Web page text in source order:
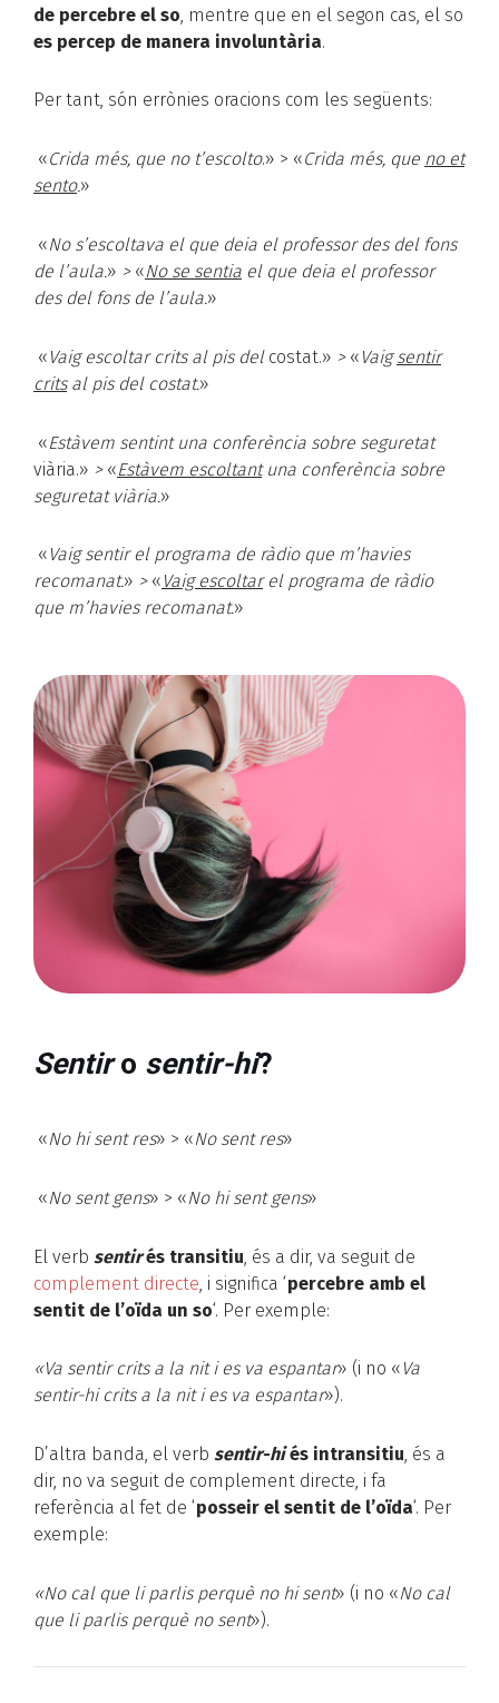
de percebre el so , mentre que en el segon cas, el so
es percep de manera involuntària.
Per tant, són errònies oracions com les següents:
«Crida més, que no t’escolto.» > «Crida més, que no et
sento.»
«No s’escoltava el que deia el professor des del fons
de l’aula.» > «No se sentia el que deia el professor
des del fons de l’aula.»
« Vaig escoltar crits al pis delcostat.» >« Vaigsentir
critsal pis del costat.»
«Estàvem sentint una conferència sobre seguretat
viària.» >«Estàvem escoltantuna conferència sobre
seguretat viària.»
« Vaig sentir el programa de ràdio que m’havies
recomanat.» >« Vaig escoltarel programa de ràdio
que m’havies recomanat.»
Sentiro sentir-hi?
«No hi sent res» > «No sent res»
«No sent gens» > «No hi sent gens»
El verb sentirés transitiu , és a dir, va seguit de
complement directe , i significa ‘percebre amb el
sentit de l’oïda un so‘. Per exemple:
«Va sentir crits a la nit i es va espantar» (i no « Va
sentir-hi crits a la nit i es va espantar»).
D’altra banda, el verb sentir-hiés intransitiu, és a
dir, no va seguit de complement directe, i fa
referència al fet de ‘posseir el sentit de l’oïda‘. Per
exemple:
«No cal que li parlis perquè no hi sent» (i no «No cal
que li parlis perquè no sent»).